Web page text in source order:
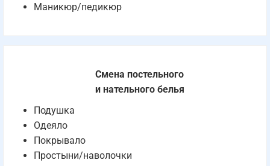
Маникюр/педикюр
Смена постельного
и нательного белья
Подушка
Одеяло
Покрывало
Простыни/наволочки